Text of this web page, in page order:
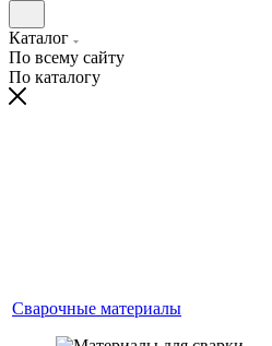
Каталог
По всему сайту
По каталогу
Сварочные материалы